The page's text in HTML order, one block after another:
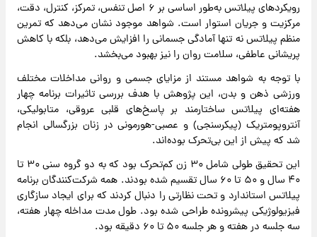
رویکردهای پیلاتس به‌طور اساسی بر ۶ اصل تنفس، تمرکز، کنترل، دقت،
مرکزیت و جریان استوار است. شواهد موجود نشان می‌دهد که تمرین
منظم پیلاتس نه تنها آمادگی جسمانی را افزایش می‌دهد، بلکه با کاهش
پریشانی عاطفی، سلامت روان را نیز بهبود می‌بخشد.
با توجه به شواهد مستند از مزایای جسمی و روانی مداخلات مختلف
ورزشی ذهن و بدن، این پژوهش با هدف بررسی تاثیرات برنامه چهار
هفته‌ای پیلاتس ساختارمند بر پاسخ‌های قلبی عروقی، متابولیکی،
آنتروپومتریک (پیکرسنجی) و عصبی-هورمونی در زنان بزرگسالی انجام
شد که پیش از این بی‌تحرک بوده‌اند.
این تحقیق طولی شامل ۳۰ زن کم‌تحرک بود که به دو گروه سنی ۳۰ تا
۴۰ سال و ۵۰ تا ۶۰ سال تقسیم شده بودند. همه شرکت‌کنندگان برنامه
پیلاتس استاندارد و تحت نظارتی را دنبال کردند که برای ایجاد سازگاری
فیزیولوژیکی پیشرونده طراحی شده بود. طول مدت مداخله چهار هفته،
سه جلسه در هفته و هر جلسه ۵۰ تا ۶۰ دقیقه بود.